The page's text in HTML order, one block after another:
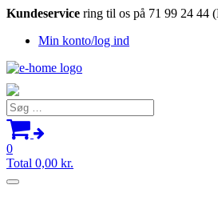
Kundeservice ring til os på 71 99 24 44
Min konto/log ind
Søg
efter:
0
Total 0,00 kr.